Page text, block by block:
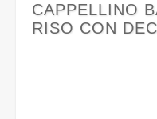
CAPPELLINO
RISO CON